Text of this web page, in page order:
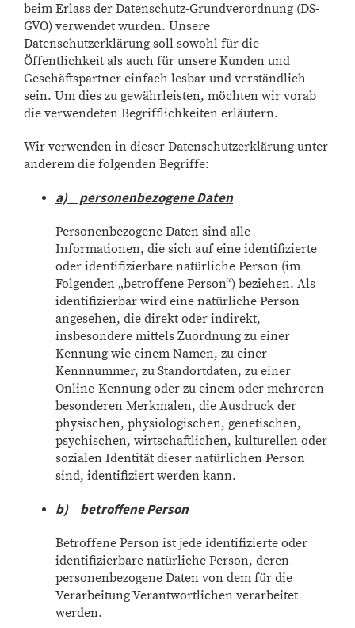
beim Erlass der Datenschutz-Grundverordnung (DS-
GVO) verwendet wurden. Unsere
Datenschutzerklärung soll sowohl für die
Öffentlichkeit als auch für unsere Kunden und
Geschäftspartner einfach lesbar und verständlich
sein. Um dies zu gewährleisten, möchten wir vorab
die verwendeten Begrifflichkeiten erläutern.
Wir verwenden in dieser Datenschutzerklärung unter
anderem die folgenden Begriffe:
a) personenbezogene Daten
Personenbezogene Daten sind alle
Informationen, die sich auf eine identifizierte
oder identifizierbare natürliche Person (im
Folgenden „betroffene Person“) beziehen. Als
identifizierbar wird eine natürliche Person
angesehen, die direkt oder indirekt,
insbesondere mittels Zuordnung zu einer
Kennung wie einem Namen, zu einer
Kennnummer, zu Standortdaten, zu einer
Online-Kennung oder zu einem oder mehreren
besonderen Merkmalen, die Ausdruck der
physischen, physiologischen, genetischen,
psychischen, wirtschaftlichen, kulturellen oder
sozialen Identität dieser natürlichen Person
sind, identifiziert werden kann.
b) betroffene Person
Betroffene Person ist jede identifizierte oder
identifizierbare natürliche Person, deren
personenbezogene Daten von dem für die
Verarbeitung Verantwortlichen verarbeitet
werden.